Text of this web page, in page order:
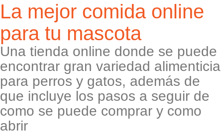
La mejor comida online
para tu mascota
Una tienda online donde se puede
encontrar gran variedad alimenticia
para perros y gatos, además de
que incluye los pasos a seguir de
como se puede comprar y como
abrir